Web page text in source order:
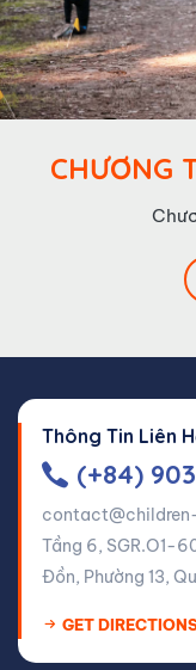
CHƯƠNG
Thông Tin Liên
(+84)
Tầng 6, SGR.O1-
Đồn, Phường 13,
GET